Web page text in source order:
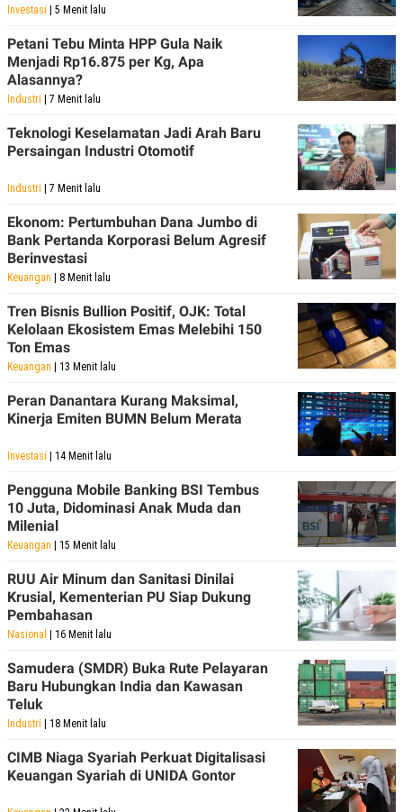
Investasi | 5 Menit lalu
Petani Tebu Minta HPP Gula Naik
Menjadi Rp16.875 per Kg, Apa
Alasannya?
Industri | 7 Menit lalu
Teknologi Keselamatan Jadi Arah Baru
Persaingan Industri Otomotif
Industri | 7 Menit lalu
Ekonom: Pertumbuhan Dana Jumbo di
Bank Pertanda Korporasi Belum Agresif
Berinvestasi
Keuangan | 8 Menit lalu
Tren Bisnis Bullion Positif, OJK: Total
Kelolaan Ekosistem Emas Melebihi 150
Ton Emas
Keuangan | 13 Menit lalu
Peran Danantara Kurang Maksimal,
Kinerja Emiten BUMN Belum Merata
Investasi | 14 Menit lalu
Pengguna Mobile Banking BSI Tembus
10 Juta, Didominasi Anak Muda dan
Milenial
Keuangan | 15 Menit lalu
RUU Air Minum dan Sanitasi Dinilai
Krusial, Kementerian PU Siap Dukung
Pembahasan
Nasional | 16 Menit lalu
Samudera (SMDR) Buka Rute Pelayaran
Baru Hubungkan India dan Kawasan
Teluk
Industri | 18 Menit lalu
CIMB Niaga Syariah Perkuat Digitalisasi
Keuangan Syariah di UNIDA Gontor